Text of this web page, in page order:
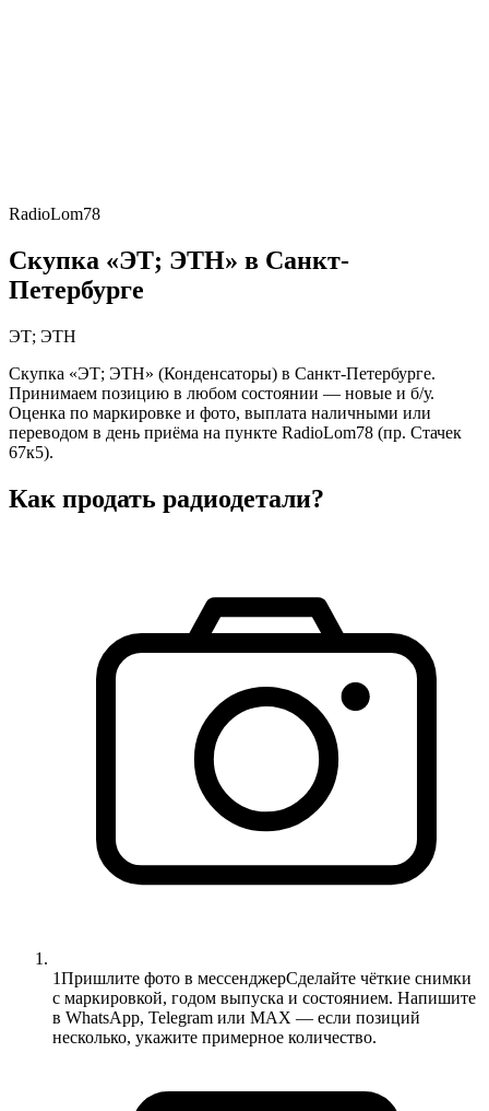
RadioLom78
Скупка «ЭТ; ЭТН» в Санкт-
Петербурге
ЭТ; ЭТН
Скупка «ЭТ; ЭТН» (Конденсаторы) в Санкт-Петербурге.
Принимаем позицию в любом состоянии — новые и б/у.
Оценка по маркировке и фото, выплата наличными или
переводом в день приёма на пункте RadioLom78 (пр. Стачек
67к5).
Как продать радиодетали?
1Пришлите фото в мессенджерСделайте чёткие снимки
с маркировкой, годом выпуска и состоянием. Напишите
в WhatsApp, Telegram или MAX — если позиций
несколько, укажите примерное количество.